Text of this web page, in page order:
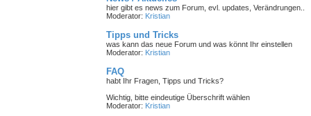
hier gibt es news zum Forum, evl. updates, Verändrungen..
Moderator: Kristian
Tipps und Tricks
was kann das neue Forum und was könnt Ihr einstellen
Moderator: Kristian
FAQ
habt Ihr Fragen, Tipps und Tricks?
Wichtig, bitte eindeutige Überschrift wählen
Moderator: Kristian